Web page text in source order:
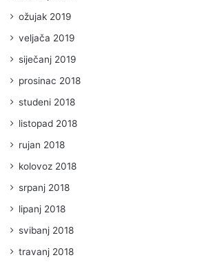
ožujak 2019
veljača 2019
siječanj 2019
prosinac 2018
studeni 2018
listopad 2018
rujan 2018
kolovoz 2018
srpanj 2018
lipanj 2018
svibanj 2018
travanj 2018